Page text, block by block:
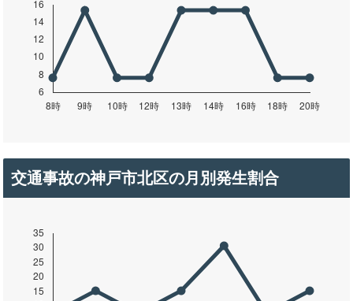
交通事故の神戸市北区の月別発生割合